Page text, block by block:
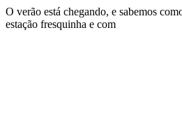
O verão está chegando, e sabemos
estação fresquinha e com